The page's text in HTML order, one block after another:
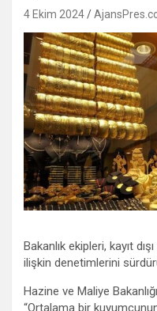
4 Ekim 2024
Bakanlık ekipleri, kayıt
ilişkin denetimlerini
Hazine ve Maliye
“Ortalama bir